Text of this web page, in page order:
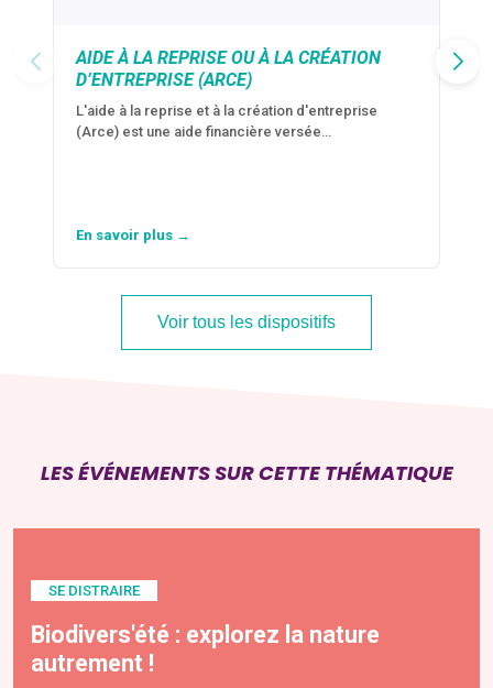
AIDE À LA REPRISE OU À LA CRÉATION
D’ENTREPRISE (ARCE)
L'aide à la reprise et à la création d'entreprise
(Arce) est une aide financière versée…
En savoir plus →
Voir tous les dispositifs
LES ÉVÉNEMENTS SUR CETTE THÉMATIQUE
SE DISTRAIRE
Biodivers'été : explorez la nature
autrement !